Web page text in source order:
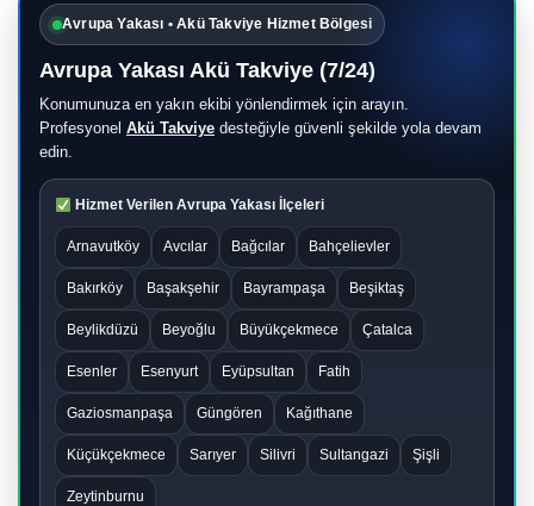
Avrupa Yakası • Akü Takviye Hizmet Bölgesi
Avrupa Yakası Akü Takviye (7/24)
Konumunuza en yakın ekibi yönlendirmek için arayın.
Profesyonel Akü Takviye desteğiyle güvenli şekilde yola devam
edin.
Hizmet Verilen Avrupa Yakası İlçeleri
Arnavutköy Avcılar Bağcılar Bahçelievler
Bakırköy Başakşehir Bayrampaşa Beşiktaş
Beylikdüzü Beyoğlu Büyükçekmece Çatalca
Esenler Esenyurt Eyüpsultan Fatih
Gaziosmanpaşa Güngören Kağıthane
Küçükçekmece Sarıyer Silivri Sultangazi Şişli
Zeytinburnu